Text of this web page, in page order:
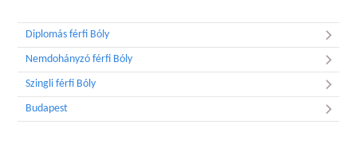
Diplomás férfi Bóly
Nemdohányzó férfi Bóly
Szingli férfi Bóly
Budapest